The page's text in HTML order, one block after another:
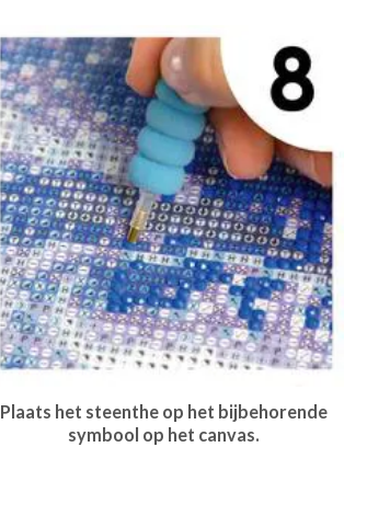
Plaats het steenthe op het bijbehorende
symbool op het canvas.